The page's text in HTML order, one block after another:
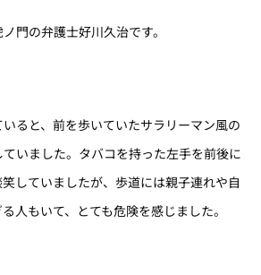
門の弁護士好川久治です。
ると、前を歩いていたサラリーマン風の
いました。タバコを持った左手を前後に
していましたが、歩道には親子連れや自
人もいて、とても危険を感じました。